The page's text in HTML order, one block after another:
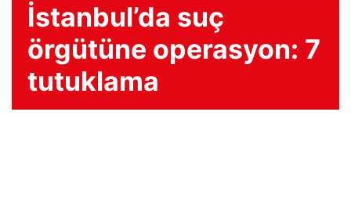
İstanbul’da suç
örgütüne operasyon: 7
tutuklama